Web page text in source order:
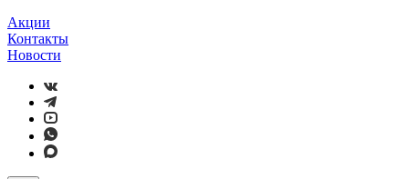
Акции
Контакты
Новости